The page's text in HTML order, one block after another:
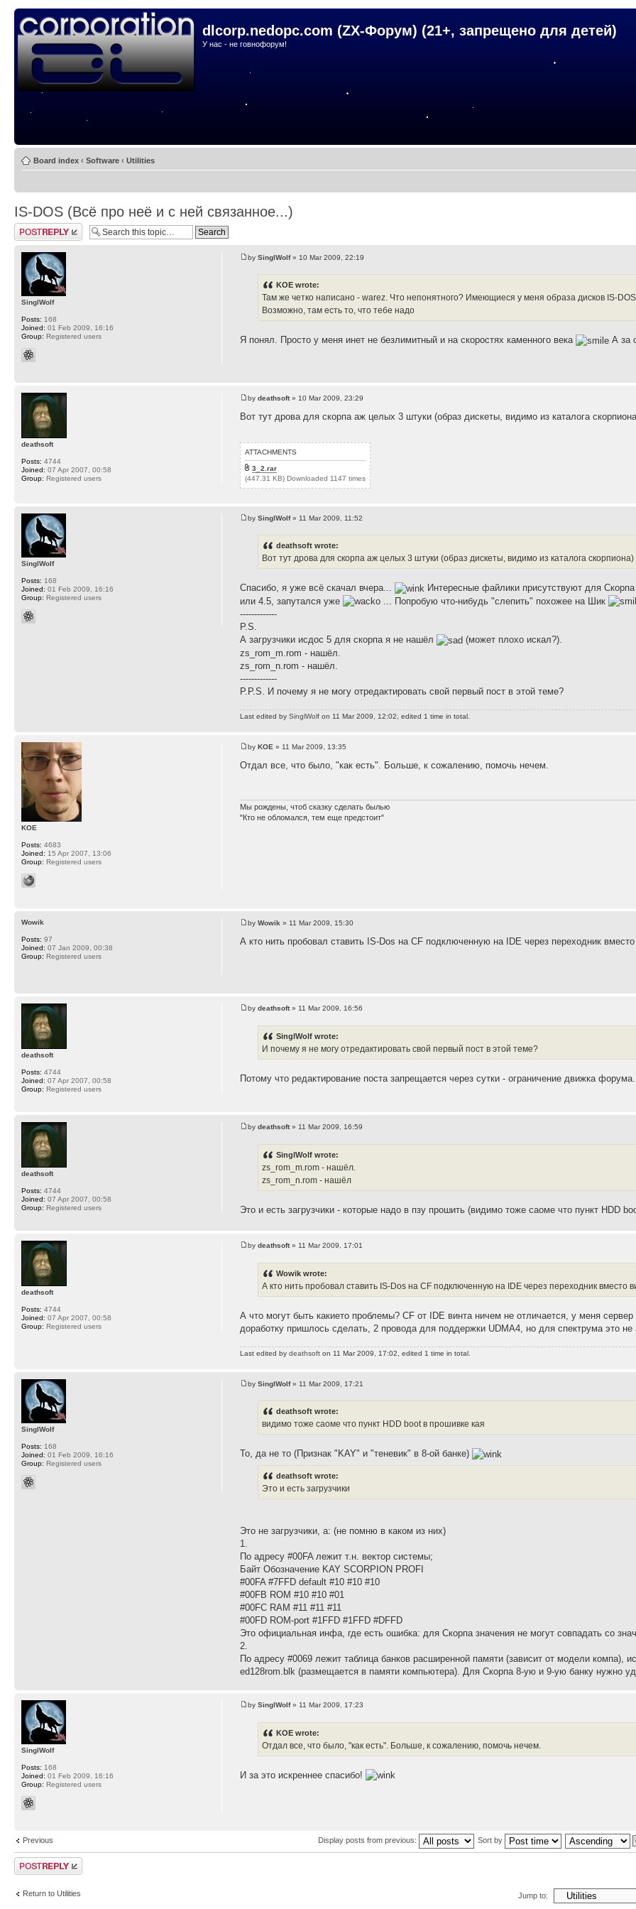
dlcorp.nedopc.com (ZX-Форум) (21+, запрещено для детей)
У нас - не говнофорум!
Board index ‹ Software ‹ Utilities
IS-DOS (Всё про неё и с ней связанное...)
Post a reply
bySinglWolf» 10 Mar 2009, 22:19
KOE wrote:
Там же четко написано - warez. Что непонятного? Имеющиеся у меня образа дисков IS-
Возможно, там есть то, что тебе надо
Я понял. Просто у меня инет не безлимитный и на скоростях каменного века А за
SinglWolf
Posts: 168
Joined: 01 Feb 2009, 16:16
Group: Registered users
bydeathsoft» 10 Mar 2009, 23:29
Вот тут дрова для скорпа аж целых 3 штуки (образ дискеты, видимо из каталога
ATTACHMENTS
3_2.rar
(447.31 KB) Downloaded 1147 times
deathsoft
Posts: 4744
Joined: 07 Apr 2007, 00:58
Group: Registered users
bySinglWolf» 11 Mar 2009, 11:52
deathsoft wrote:
Вот тут дрова для скорпа аж целых 3 штуки (образ дискеты, видимо из каталога скорпиона)
Спасибо, я уже всё скачал вчера...
Интересные файлики присутствуют для
или 4.5, запутался уже
... Попробую что-нибудь "слепить" похожее на Шик
-------------
P.S.
А загрузчики исдос 5 для скорпа я не нашёл
(может плохо искал?).
zs_rom_m.rom - нашёл.
zs_rom_n.rom - нашёл.
-------------
P.P.S. И почему я не могу отредактировать свой первый пост в этой теме?
Last edited bySinglWolf on 11 Mar 2009, 12:02, edited 1 time in total.
SinglWolf
Posts: 168
Joined: 01 Feb 2009, 16:16
Group: Registered users
by KOE » 11 Mar 2009, 13:35
Отдал все, что было, "как есть". Больше, к сожалению, помочь нечем.
Мы рождены, чтоб сказку сделать былью
"Кто не обломался, тем еще предстоит"
KOE
Posts: 4683
Joined: 15 Apr 2007, 13:06
Group: Registered users
byWowik » 11 Mar 2009, 15:30
А кто нить пробовал ставить IS-Dos на CF подключенную на IDE через переходник вместо
Wowik
Posts: 97
Joined: 07 Jan 2009, 00:38
Group: Registered users
bydeathsoft» 11 Mar 2009, 16:56
SinglWolf wrote:
И почему я не могу отредактировать свой первый пост в этой теме?
Потому что редактирование поста запрещается через сутки - ограничение движка форума.
deathsoft
Posts: 4744
Joined: 07 Apr 2007, 00:58
Group: Registered users
bydeathsoft» 11 Mar 2009, 16:59
SinglWolf wrote:
zs_rom_m.rom - нашёл.
zs_rom_n.rom - нашёл
Это и есть загрузчики - которые надо в пзу прошить (видимо тоже саоме что пункт HDD
deathsoft
Posts: 4744
Joined: 07 Apr 2007, 00:58
Group: Registered users
bydeathsoft» 11 Mar 2009, 17:01
Wowik wrote:
А кто нить пробовал ставить IS-Dos на CF подключенную на IDE через переходник вместо
А что могут быть какието проблемы? CF от IDE винта ничем не отличается, у меня
доработку пришлось сделать, 2 провода для поддержки UDMA4, но для спектрума это не
Last edited bydeathsoft on 11 Mar 2009, 17:02, edited 1 time in total.
deathsoft
Posts: 4744
Joined: 07 Apr 2007, 00:58
Group: Registered users
bySinglWolf» 11 Mar 2009, 17:21
deathsoft wrote:
видимо тоже саоме что пункт HDD boot в прошивке кая
То, да не то (Признак "KAY" и "теневик" в 8-ой банке)
deathsoft wrote:
Это и есть загрузчики
Это не загрузчики, а: (не помню в каком из них)
1.
По адресу #00FA лежит т.н. вектор системы;
Байт Обозначение KAY SCORPION PROFI
#00FA #7FFD default #10 #10 #10
#00FB ROM #10 #10 #01
#00FC RAM #11 #11 #11
#00FD ROM-port #1FFD #1FFD #DFFD
Это официальная инфа, где есть ошибка: для Скорпа значения не могут совпадать со
2.
По адресу #0069 лежит таблица банков расширенной памяти (зависит от модели компа),
ed128rom.blk (размещается в памяти компьютера). Для Скорпа 8-ую и 9-ую банку нужно
SinglWolf
Posts: 168
Joined: 01 Feb 2009, 16:16
Group: Registered users
bySinglWolf» 11 Mar 2009, 17:23
KOE wrote:
Отдал все, что было, "как есть". Больше, к сожалению, помочь нечем.
И за это искреннее спасибо!
SinglWolf
Posts: 168
Joined: 01 Feb 2009, 16:16
Group: Registered users
Previous Display posts from previous: Sort by
Post a reply
Return to Utilities Jump to: